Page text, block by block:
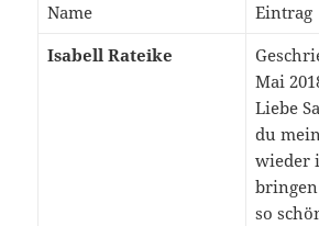
Name
Eintrag
Isabell Rateike
Mai
Liebe
du
wieder
so